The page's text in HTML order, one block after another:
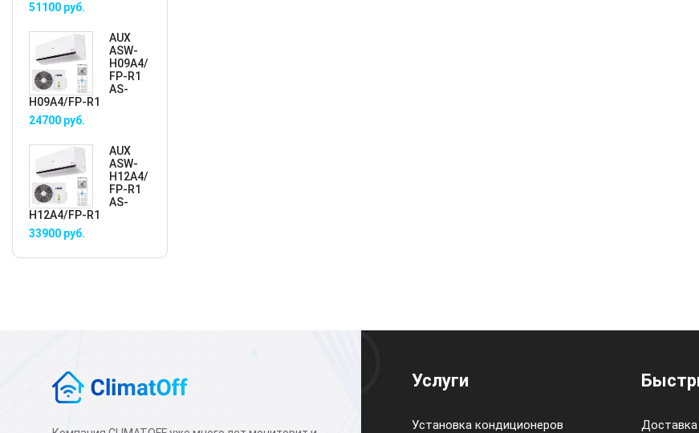
51100 руб.
AUX
ASW-
H09A4/
FP-R1
AS-
H09A4/FP-R1
24700 руб.
AUX
ASW-
H12A4/
FP-R1
AS-
H12A4/FP-R1
33900 руб.
Услуги
Установка кондиционеров